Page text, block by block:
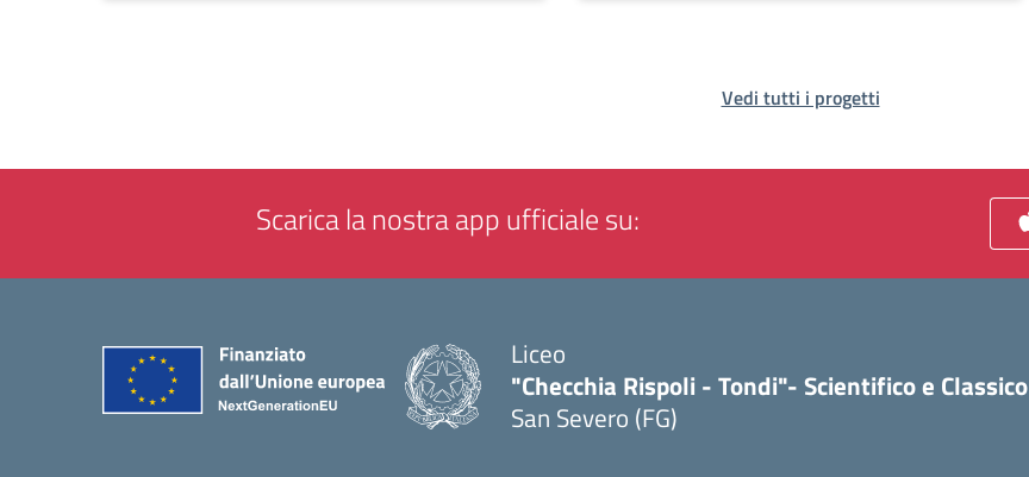
Vedi tutti i progetti
Scarica la nostra app ufficiale su:
Liceo
"Checchia Rispoli - Tondi"- Scientifico e Classico
San Severo (FG)